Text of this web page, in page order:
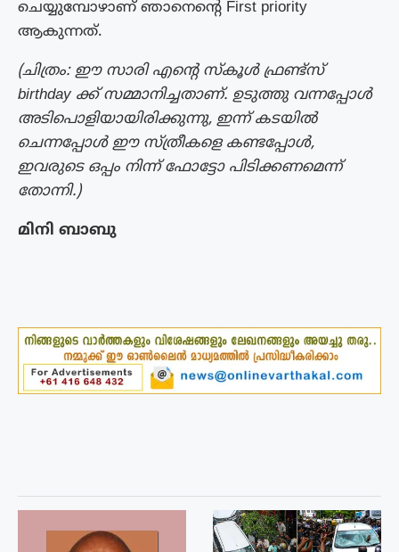
ചെയ്യുമ്പോഴാണ് ഞാനെന്റെ First priority
ആകുന്നത്.
(ചിത്രം: ഈ സാരി എന്റെ സ്കൂൾ ഫ്രണ്ട്സ്
birthday ക്ക് സമ്മാനിച്ചതാണ്. ഉടുത്തു വന്നപ്പോൾ
അടിപൊളിയായിരിക്കുന്നു, ഇന്ന് കടയിൽ
ചെന്നപ്പോൾ ഈ സ്ത്രീകളെ കണ്ടപ്പോൾ,
ഇവരുടെ ഒപ്പം നിന്ന് ഫോട്ടോ പിടിക്കണമെന്ന്
തോന്നി.)
മിനി ബാബു